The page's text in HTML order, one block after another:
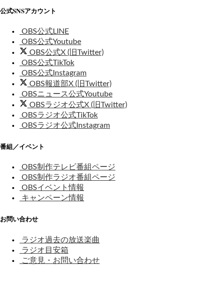
公式SNSアカウント
OBS公式LINE
OBS公式Youtube
OBS公式X (旧Twitter)
OBS公式TikTok
OBS公式Instagram
OBS報道部X (旧Twitter)
OBSニュース公式Youtube
OBSラジオ公式X (旧Twitter)
OBSラジオ公式TikTok
OBSラジオ公式Instagram
番組／イベント
OBS制作テレビ番組ページ
OBS制作ラジオ番組ページ
OBSイベント情報
キャンペーン情報
お問い合わせ
ラジオ過去の放送楽曲
ラジオ目安箱
ご意見・お問い合わせ